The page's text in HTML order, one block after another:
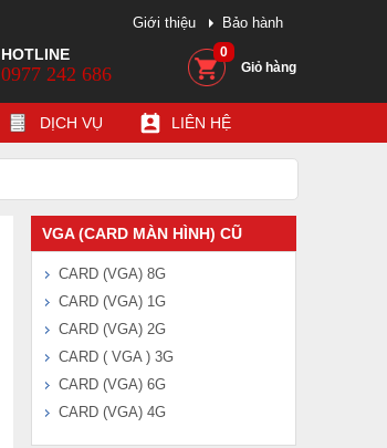
Giới thiệu Bảo hành
0
Giỏ hàng
HOTLINE
0977 242 686
DỊCH VỤ LIÊN HỆ
VGA (CARD MÀN HÌNH) CŨ
CARD (VGA) 8G
CARD (VGA) 1G
CARD (VGA) 2G
CARD ( VGA ) 3G
CARD (VGA) 6G
CARD (VGA) 4G